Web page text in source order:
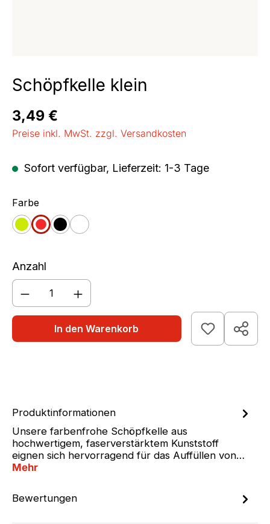
Schöpfkelle klein
Regulärer Preis:
3,49 €
Preise inkl. MwSt. zzgl. Versandkosten
Sofort verfügbar, Lieferzeit: 1-3 Tage
Farbeauswählen
apfelgrün
rot schwarz
weiß
Anzahl
Produkt Anzahl: Gib den
In den Warenkorb
Produktinformationen
Unsere farbenfrohe Schöpfkelle aus
hochwertigem, faserverstärktem Kunststoff
eignen sich hervorragend für das Auffüllen von…
Mehr
Bewertungen